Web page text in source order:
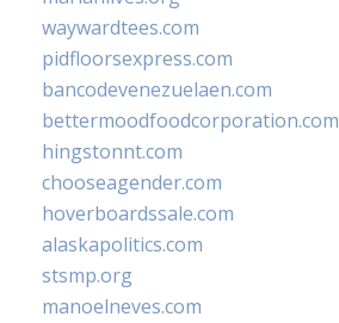
waywardtees.com
pidfloorsexpress.com
bancodevenezuelaen.com
bettermoodfoodcorporation.com
hingstonnt.com
chooseagender.com
hoverboardssale.com
alaskapolitics.com
stsmp.org
manoelneves.com